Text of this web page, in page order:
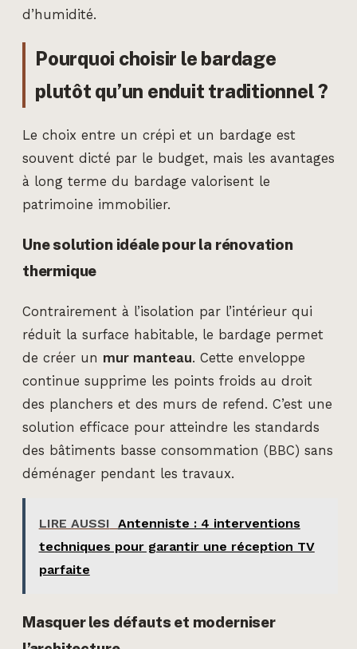
d’humidité.
Pourquoi choisir le bardage
plutôt qu’un enduit traditionnel ?
Le choix entre un crépi et un bardage est
souvent dicté par le budget, mais les avantages
à long terme du bardage valorisent le
patrimoine immobilier.
Une solution idéale pour la rénovation
thermique
Contrairement à l’isolation par l’intérieur qui
réduit la surface habitable, le bardage permet
de créer un mur manteau. Cette enveloppe
continue supprime les points froids au droit
des planchers et des murs de refend. C’est une
solution efficace pour atteindre les standards
des bâtiments basse consommation (BBC) sans
déménager pendant les travaux.
LIRE AUSSI Antenniste : 4 interventions
techniques pour garantir une réception TV
parfaite
Masquer les défauts et moderniser